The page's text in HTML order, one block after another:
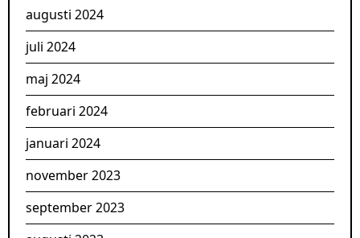
augusti 2024
juli 2024
maj 2024
februari 2024
januari 2024
november 2023
september 2023